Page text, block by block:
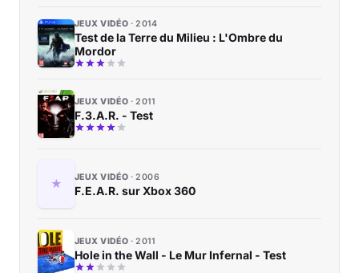
JEUX VIDÉO 2014
Test de la Terre du Milieu : L'Ombre du
Mordor
JEUX VIDÉO 2011
F.3.A.R. - Test
JEUX VIDÉO 2006
F.E.A.R. sur Xbox 360
JEUX VIDÉO 2011
Hole in the Wall - Le Mur Infernal - Test